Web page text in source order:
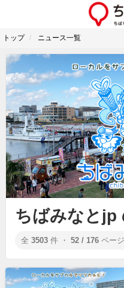
トップ ニュース一覧
ちばみなとjp
全 3503 件 ・ 52 / 176 ペー